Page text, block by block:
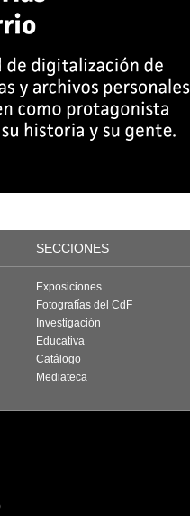
SECCIONES
Exposiciones
Fotografías del CdF
Investigación
Educativa
Catálogo
Mediateca